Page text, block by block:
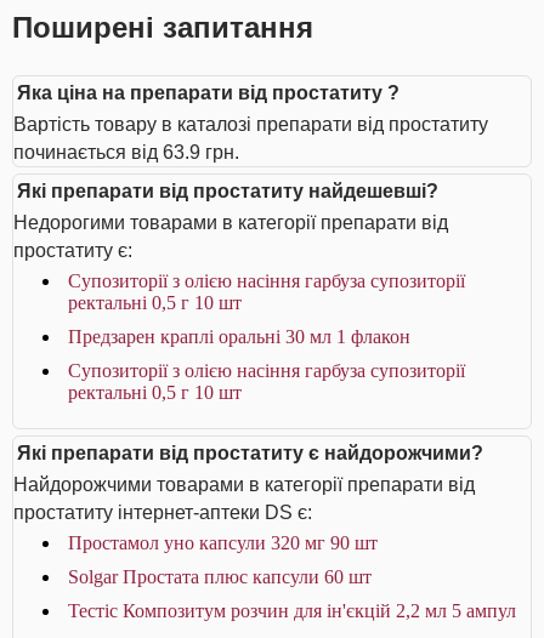
Поширені запитання
Яка ціна на препарати від простатиту ?
Вартість товару в каталозі препарати від простатиту
починається від 63.9 грн.
Які препарати від простатиту найдешевші?
Недорогими товарами в категорії препарати від
простатиту є:
Супозиторії з олією насіння гарбуза супозиторії
ректальні 0,5 г 10 шт
Предзарен краплі оральні 30 мл 1 флакон
Супозиторії з олією насіння гарбуза супозиторії
ректальні 0,5 г 10 шт
Які препарати від простатиту є найдорожчими?
Найдорожчими товарами в категорії препарати від
простатиту інтернет-аптеки DS є:
Простамол уно капсули 320 мг 90 шт
Solgar Простата плюс капсули 60 шт
Тестіс Композитум розчин для ін'єкцій 2,2 мл 5 ампул